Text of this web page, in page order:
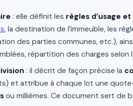
: elle définit les règles d’usage
, la destination de l’immeuble, les
des parties communes, etc.),
répartition des charges selon
: il décrit de façon précise la
et attribue à chaque lot une
ou millièmes. Ce document sert de